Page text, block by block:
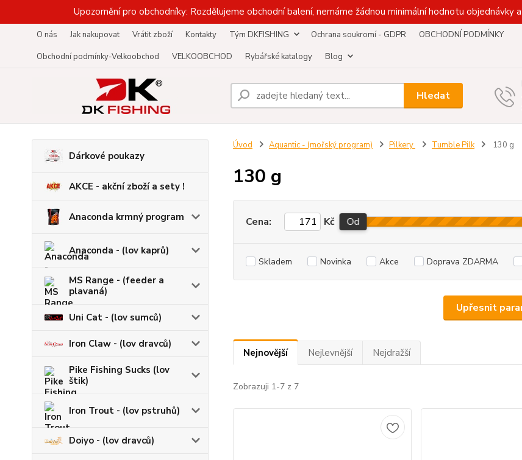
Upozornění pro obchodníky: Rozdělujeme obchodní balení, nemáme žádnou minimální hodnotu objednávky
O nás Jak nakupovat Vrátit zboží Kontakty Tým DKFISHING Ochrana soukromí - GDPR
OBCHODNÍ PODMÍNKY
Obchodní podmínky-Velkoobchod
VELKOOBCHOD Rybářské katalogy Blog
Hledat
Dárkové poukazy
AKCE - akční zboží a sety !
Anaconda krmný program
Anaconda - (lov kaprů)
MS Range - (feeder a
plavaná)
Uni Cat - (lov sumců)
Iron Claw - (lov dravců)
Pike Fishing Sucks (lov
štik)
Iron Trout - (lov pstruhů)
Doiyo - (lov dravců)
Úvod Aquantic - (mořský program) Pilkery Tumble Pilk 130 g
130 g
Upřesnit
Cena: Kč Od
Skladem Novinka Akce Doprava ZDARMA
Nejnovější Nejlevnější Nejdražší
Zobrazuji 1-7 z 7